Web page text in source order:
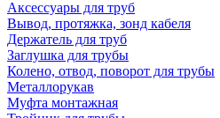
Аксессуары для труб
Вывод, протяжка, зонд кабеля
Держатель для труб
Заглушка для трубы
Колено, отвод, поворот для трубы
Металлорукав
Муфта монтажная